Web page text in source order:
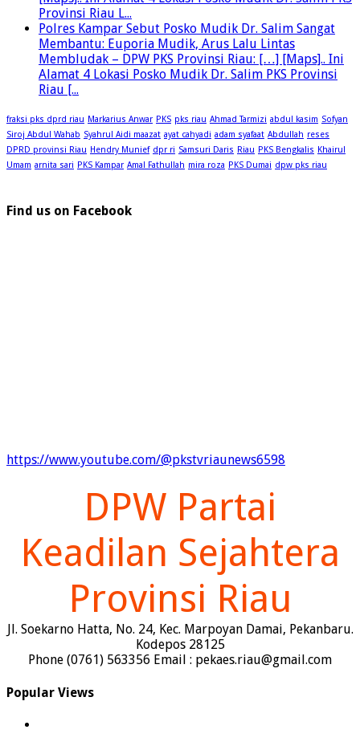
Provinsi Riau L...
Polres Kampar Sebut Posko Mudik Dr. Salim Sangat
Membantu: Euporia Mudik, Arus Lalu Lintas
Membludak – DPW PKS Provinsi Riau: […] [Maps].. Ini
Alamat 4 Lokasi Posko Mudik Dr. Salim PKS Provinsi
Riau [...
fraksi pks dprd riau Markarius Anwar PKS pks riau Ahmad Tarmizi abdul kasim Sofyan
Siroj Abdul Wahab Syahrul Aidi maazat ayat cahyadi adam syafaat Abdullah reses
DPRD provinsi Riau Hendry Munief dpr ri Samsuri Daris Riau PKS Bengkalis Khairul
Umam arnita sari PKS Kampar Amal Fathullah mira roza PKS Dumai dpw pks riau
Find us on Facebook
https://www.youtube.com/@pkstvriaunews6598
DPW Partai
Keadilan Sejahtera
Provinsi Riau
Jl. Soekarno Hatta, No. 24, Kec. Marpoyan Damai, Pekanbaru.
Kodepos 28125
Phone (0761) 563356 Email : pekaes.riau@gmail.com
Popular Views